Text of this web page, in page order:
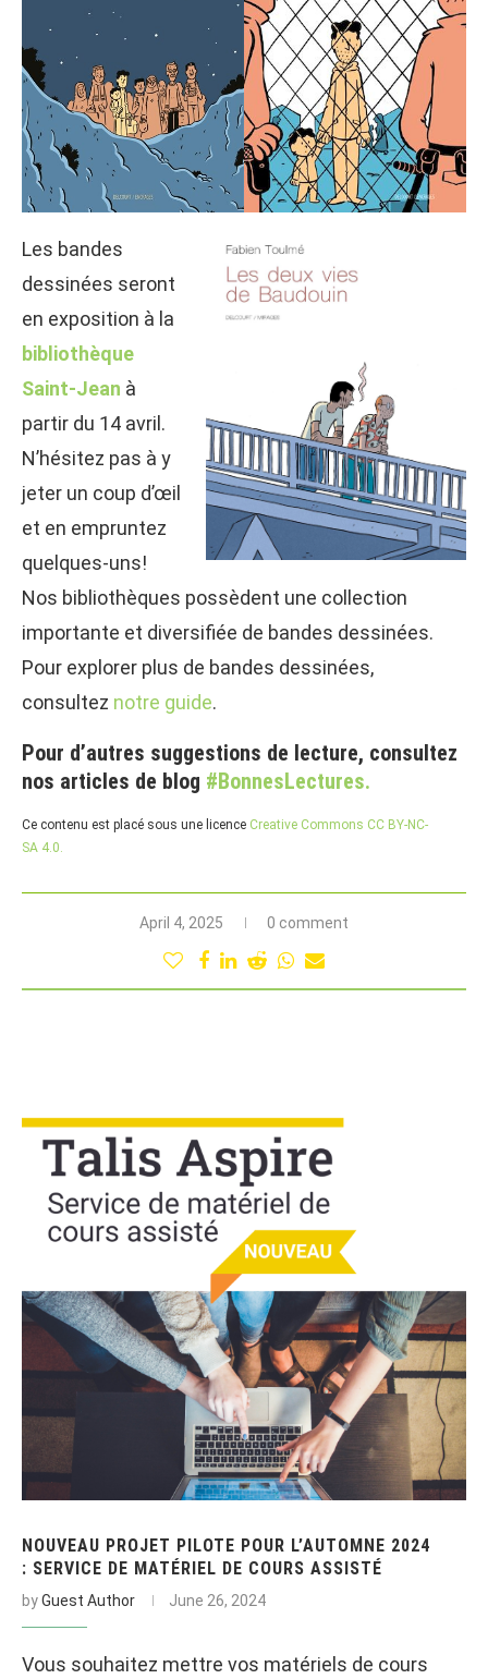
Les bandes
dessinées seront
en exposition à la
bibliothèque
Saint-Jean à
partir du 14 avril.
N’hésitez pas à y
jeter un coup d’œil
et en empruntez
quelques-uns!
Nos bibliothèques possèdent une collection
importante et diversifiée de bandes dessinées.
Pour explorer plus de bandes dessinées,
consultez notre guide.
Pour d’autres suggestions de lecture, consultez
nos articles de blog #BonnesLectures.
Ce contenu est placé sous une licence Creative Commons CC BY-NC-
SA 4.0.
April 4, 2025 0 comment
NOUVEAU PROJET PILOTE POUR L’AUTOMNE 2024
: SERVICE DE MATÉRIEL DE COURS ASSISTÉ
byGuest Author June 26, 2024
Vous souhaitez mettre vos matériels de cours